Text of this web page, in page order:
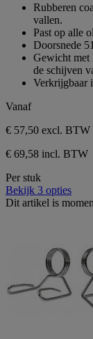
sterren.
Rubberen
vallen.
Past op alle
Doorsnede
Gewicht met
de schijven
Verkrijgbaar
Vanaf
€ 57,50 excl. BTW
€ 69,58 incl. BTW
Per stuk
Bekijk 3 opties
Dit artikel is